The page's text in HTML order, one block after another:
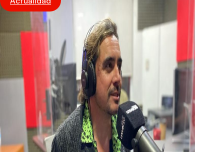
Música
Programas
Podcasts
Destacados